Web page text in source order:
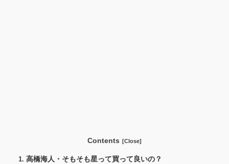
Contents
高橋海人・そもそも星って買って良いの？